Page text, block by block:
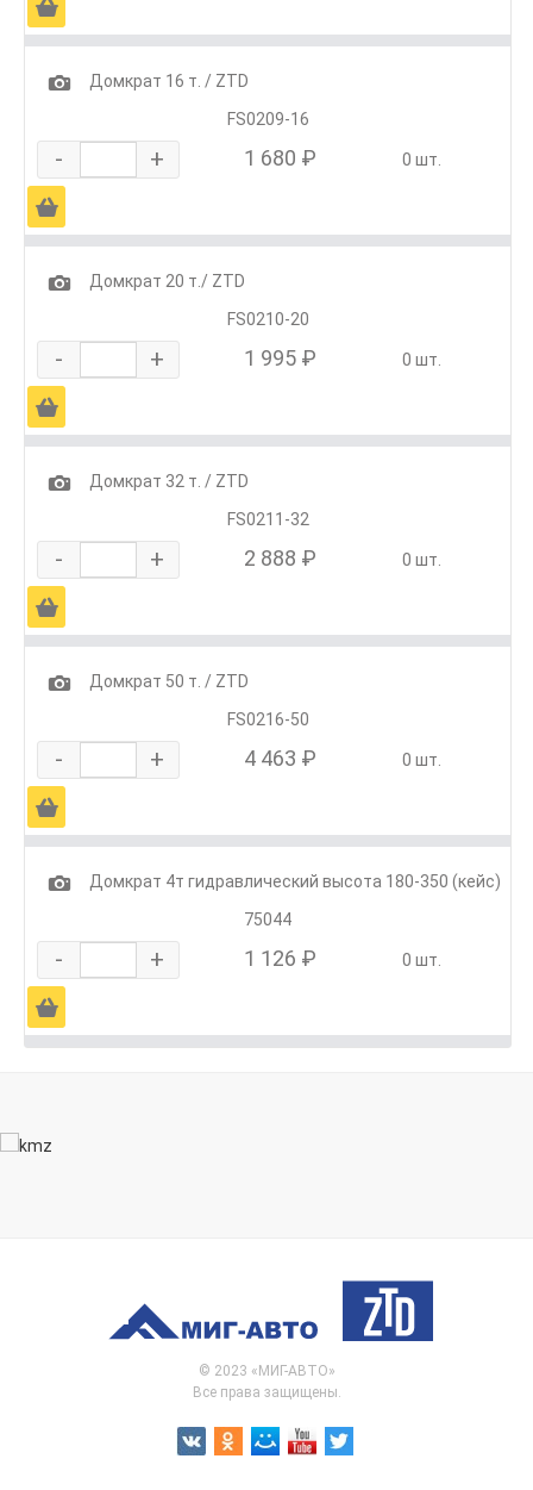
Ä
1
Домкрат 16 т. / ZTD
FS0209-16
- + 1 680 ₽ 0 шт.
Ä
1
Домкрат 20 т./ ZTD
FS0210-20
- + 1 995 ₽ 0 шт.
Ä
1
Домкрат 32 т. / ZTD
FS0211-32
- + 2 888 ₽ 0 шт.
Ä
1
Домкрат 50 т. / ZTD
FS0216-50
- + 4 463 ₽ 0 шт.
Ä
1
Домкрат 4т гидравлический высота 180-350 (кейс)
75044
- + 1 126 ₽ 0 шт.
Ä
© 2023 «МИГ-АВТО»
Все права защищены.